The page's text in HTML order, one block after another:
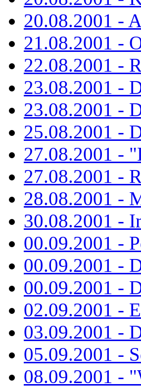
20.08.2001 -
21.08.2001 -
22.08.2001 -
23.08.2001 -
23.08.2001 -
25.08.2001 -
27.08.2001 -
27.08.2001 -
28.08.2001 -
30.08.2001 -
00.09.2001 -
00.09.2001 -
00.09.2001 -
02.09.2001 -
03.09.2001 -
05.09.2001 -
08.09.2001 -